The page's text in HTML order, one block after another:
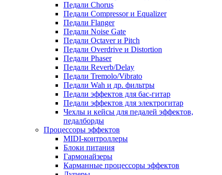
Педали Chorus
Педали Compressor и Equalizer
Педали Flanger
Педали Noise Gate
Педали Octaver и Pitch
Педали Overdrive и Distortion
Педали Phaser
Педали Reverb/Delay
Педали Tremolo/Vibrato
Педали Wah и др. фильтры
Педали эффектов для бас-гитар
Педали эффектов для электрогитар
Чехлы и кейсы для педалей эффектов,
педалборды
Процессоры эффектов
MIDI-контроллеры
Блоки питания
Гармонайзеры
Карманные процессоры эффектов